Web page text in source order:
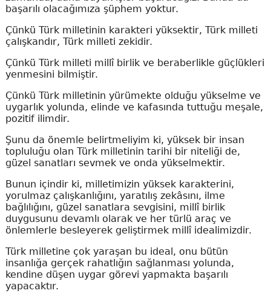
başarılı olacağımıza şüphem yoktur.
Çünkü Türk milletinin karakteri yüksektir, Türk milleti
çalışkandır, Türk milleti zekidir.
Çünkü Türk milleti millî birlik ve beraberlikle güçlükleri
yenmesini bilmiştir.
Çünkü Türk milletinin yürümekte olduğu yükselme ve
uygarlık yolunda, elinde ve kafasında tuttuğu meşale,
pozitif ilimdir.
Şunu da önemle belirtmeliyim ki, yüksek bir insan
topluluğu olan Türk milletinin tarihi bir niteliği de,
güzel sanatları sevmek ve onda yükselmektir.
Bunun içindir ki, milletimizin yüksek karakterini,
yorulmaz çalışkanlığını, yaratılış zekâsını, ilme
bağlılığını, güzel sanatlara sevgisini, millî birlik
duygusunu devamlı olarak ve her türlü araç ve
önlemlerle besleyerek geliştirmek millî idealimizdir.
Türk milletine çok yaraşan bu ideal, onu bütün
insanlığa gerçek rahatlığın sağlanması yolunda,
kendine düşen uygar görevi yapmakta başarılı
yapacaktır.